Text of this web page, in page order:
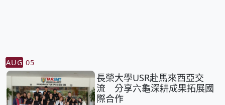
AUG 05
長榮大學USR赴馬來西亞交
流 分享六龜深耕成果拓展國
際合作